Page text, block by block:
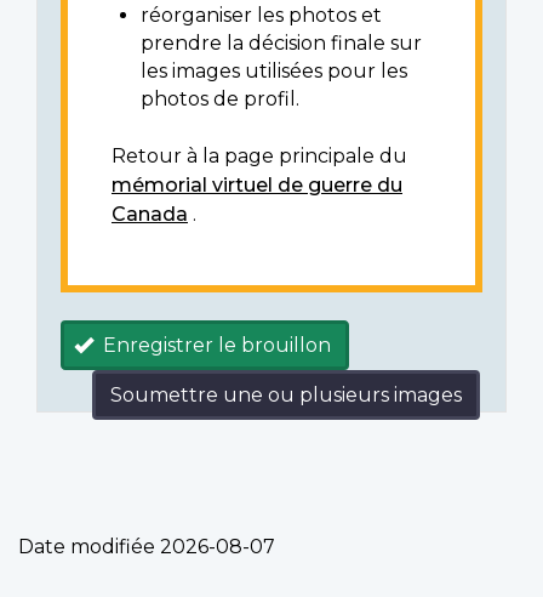
réorganiser les photos et
prendre la décision finale sur
les images utilisées pour les
photos de profil.
Retour à la page principale du
mémorial virtuel de guerre du
Canada .
Enregistrer le brouillon
Soumettre une ou plusieurs images
Date modifiée 2026-08-07